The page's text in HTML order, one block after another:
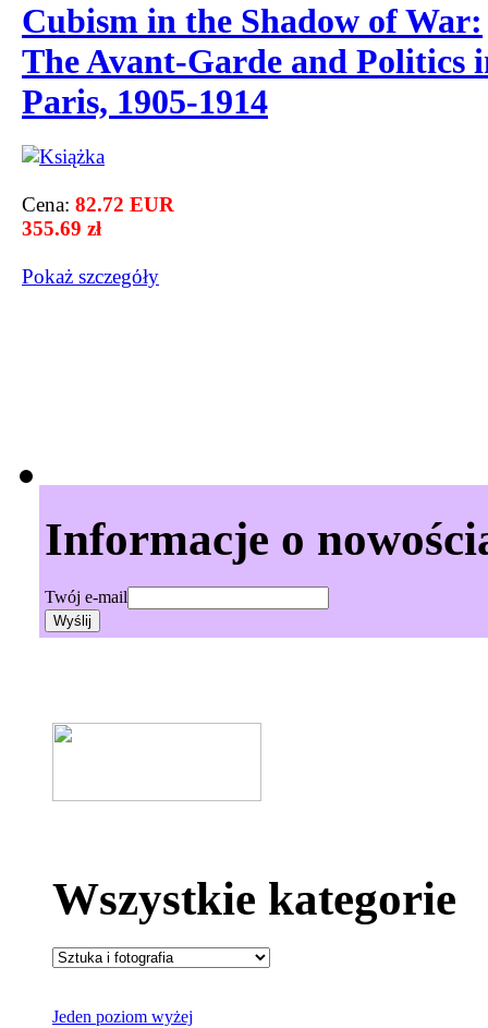
Cubism in the Shadow of War:
The Avant-Garde and Politics
Paris, 1905-1914
Cena: 82.72 EUR
355.69 zł
Pokaż szczegόły
Informacje o
Twój e-mail
Wszystkie kategorie
Jeden poziom wyżej